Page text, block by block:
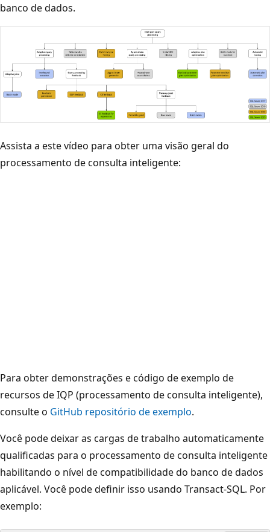
banco de dados.
Assista a este vídeo para obter uma visão geral do
processamento de consulta inteligente:
Para obter demonstrações e código de exemplo de
recursos de IQP (processamento de consulta inteligente),
consulte o GitHub repositório de exemplo.
Você pode deixar as cargas de trabalho automaticamente
qualificadas para o processamento de consulta inteligente
habilitando o nível de compatibilidade do banco de dados
aplicável. Você pode definir isso usando Transact-SQL. Por
exemplo: